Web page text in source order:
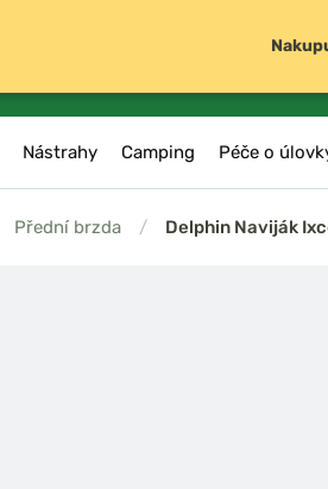
Nástrahy Camping Péče o
Přední brzda / Delphin Naviják